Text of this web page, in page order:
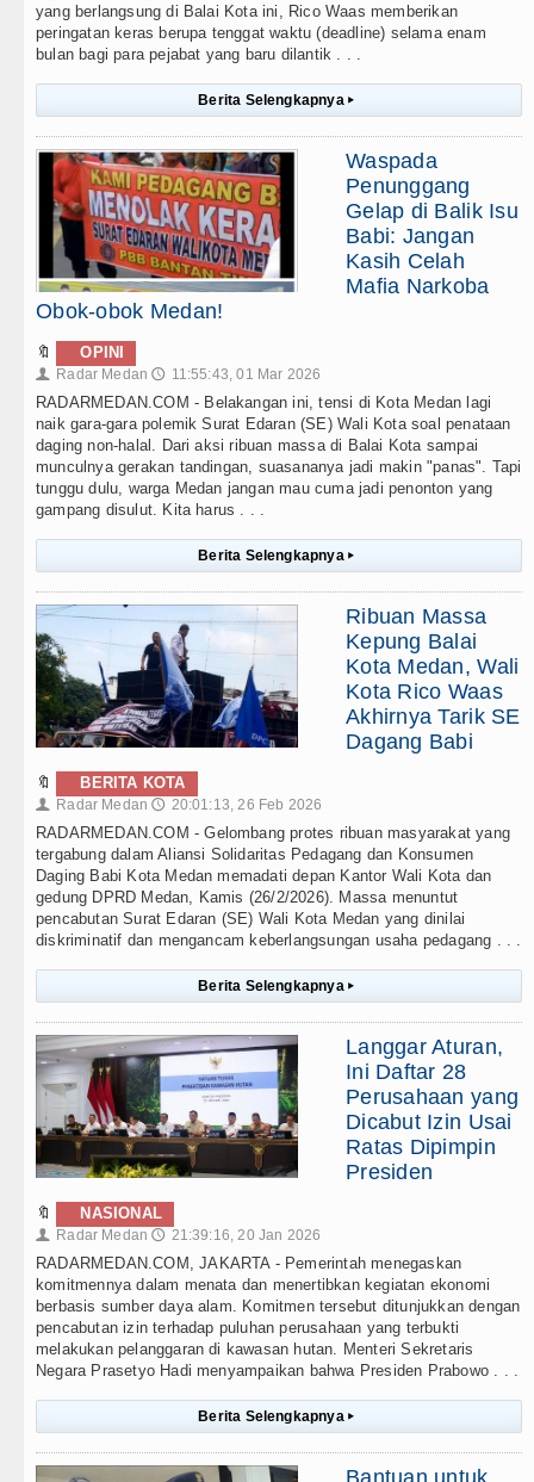
yang berlangsung di Balai Kota ini, Rico Waas memberikan
peringatan keras berupa tenggat waktu (deadline) selama enam
bulan bagi para pejabat yang baru dilantik . . .
Berita Selengkapnya ▸
Waspada
Penunggang
Gelap di Balik Isu
Babi: Jangan
Kasih Celah
Mafia Narkoba
Obok-obok Medan!
🔖 OPINI
👤 Radar Medan 🕔 11:55:43, 01 Mar 2026
RADARMEDAN.COM - Belakangan ini, tensi di Kota Medan lagi
naik gara-gara polemik Surat Edaran (SE) Wali Kota soal penataan
daging non-halal. Dari aksi ribuan massa di Balai Kota sampai
munculnya gerakan tandingan, suasananya jadi makin "panas". Tapi
tunggu dulu, warga Medan jangan mau cuma jadi penonton yang
gampang disulut. Kita harus . . .
Berita Selengkapnya ▸
Ribuan Massa
Kepung Balai
Kota Medan, Wali
Kota Rico Waas
Akhirnya Tarik SE
Dagang Babi
🔖 BERITA KOTA
👤 Radar Medan 🕔 20:01:13, 26 Feb 2026
RADARMEDAN.COM - Gelombang protes ribuan masyarakat yang
tergabung dalam Aliansi Solidaritas Pedagang dan Konsumen
Daging Babi Kota Medan memadati depan Kantor Wali Kota dan
gedung DPRD Medan, Kamis (26/2/2026). Massa menuntut
pencabutan Surat Edaran (SE) Wali Kota Medan yang dinilai
diskriminatif dan mengancam keberlangsungan usaha pedagang . . .
Berita Selengkapnya ▸
Langgar Aturan,
Ini Daftar 28
Perusahaan yang
Dicabut Izin Usai
Ratas Dipimpin
Presiden
🔖 NASIONAL
👤 Radar Medan 🕔 21:39:16, 20 Jan 2026
RADARMEDAN.COM, JAKARTA - Pemerintah menegaskan
komitmennya dalam menata dan menertibkan kegiatan ekonomi
berbasis sumber daya alam. Komitmen tersebut ditunjukkan dengan
pencabutan izin terhadap puluhan perusahaan yang terbukti
melakukan pelanggaran di kawasan hutan. Menteri Sekretaris
Negara Prasetyo Hadi menyampaikan bahwa Presiden Prabowo . . .
Berita Selengkapnya ▸
Bantuan untuk